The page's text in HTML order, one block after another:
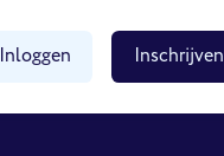
Inloggen Inschrijven